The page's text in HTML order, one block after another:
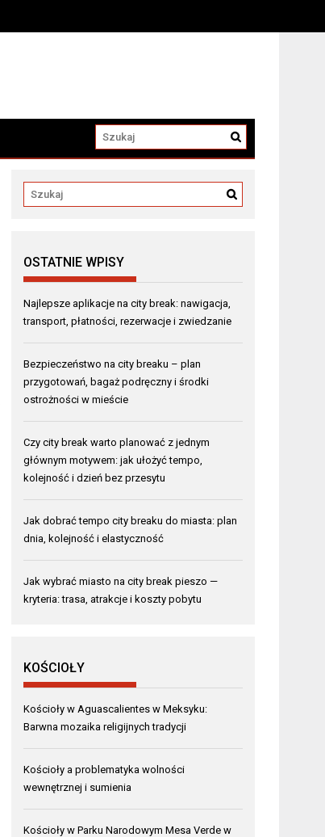
OSTATNIE WPISY
Najlepsze aplikacje na city break: nawigacja,
transport, płatności, rezerwacje i zwiedzanie
Bezpieczeństwo na city breaku – plan
przygotowań, bagaż podręczny i środki
ostrożności w mieście
Czy city break warto planować z jednym
głównym motywem: jak ułożyć tempo,
kolejność i dzień bez przesytu
Jak dobrać tempo city breaku do miasta: plan
dnia, kolejność i elastyczność
Jak wybrać miasto na city break pieszo —
kryteria: trasa, atrakcje i koszty pobytu
KOŚCIOŁY
Kościoły w Aguascalientes w Meksyku:
Barwna mozaika religijnych tradycji
Kościoły a problematyka wolności
wewnętrznej i sumienia
Kościoły w Parku Narodowym Mesa Verde w